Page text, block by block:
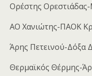
Ορέστης
ΑΟ Χανιώτης-ΠΑΟΚ
Άρης Πετεινού-Δόξα
Θερμαϊκός Θέρμης-